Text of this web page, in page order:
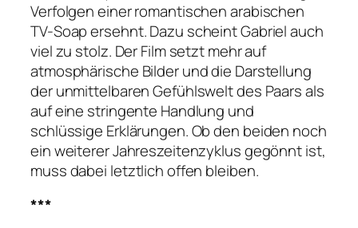
Verfolgen einer romantischen arabischen
TV-Soap ersehnt. Dazu scheint Gabriel auch
viel zu stolz. Der Film setzt mehr auf
atmosphärische Bilder und die Darstellung
der unmittelbaren Gefühlswelt des Paars als
auf eine stringente Handlung und
schlüssige Erklärungen. Ob den beiden noch
ein weiterer Jahreszeitenzyklus gegönnt ist,
muss dabei letztlich offen bleiben.
***